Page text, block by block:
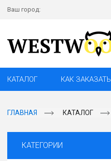
Ваш город:
КАТАЛОГ КАК ЗАКАЗАТЬ
ГЛАВНАЯ КАТАЛОГ
КАТЕГОРИИ